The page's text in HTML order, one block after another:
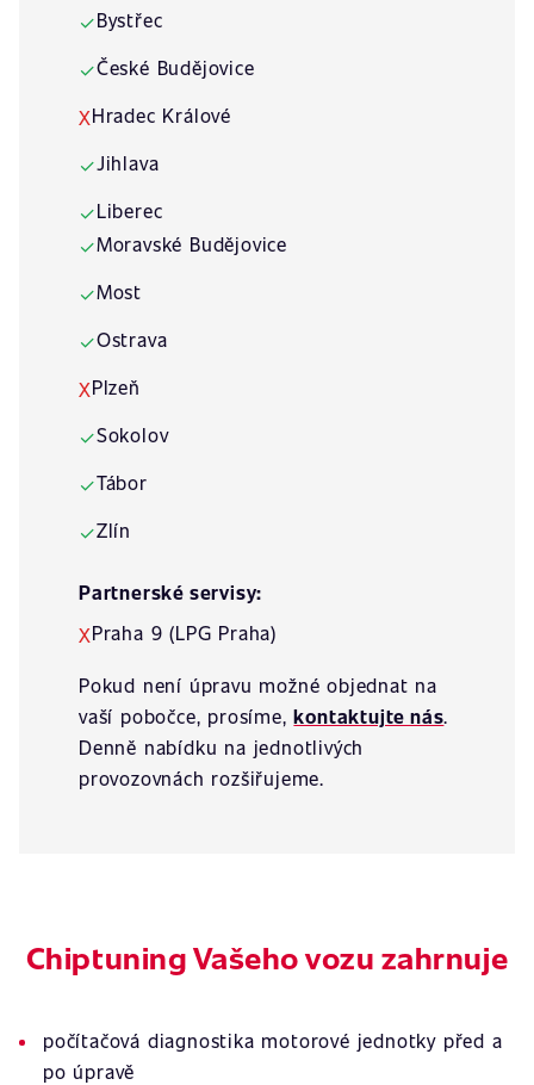
✓Bystřec
✓České Budějovice
XHradec Králové
✓Jihlava
✓Liberec
✓Moravské Budějovice
✓Most
✓Ostrava
XPlzeň
✓Sokolov
✓Tábor
✓Zlín
Partnerské servisy:
XPraha 9 (LPG Praha)
Pokud není úpravu možné objednat na
vaší pobočce, prosíme,kontaktujte nás.
Denně nabídku na jednotlivých
provozovnách rozšiřujeme.
Chiptuning Vašeho vozu zahrnuje
počítačová diagnostika motorové jednotky před a
po úpravě